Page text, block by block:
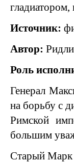
Источник:
Автор:
Роль
Генерал
на борьбу с
Римской
большим
Старый Марк